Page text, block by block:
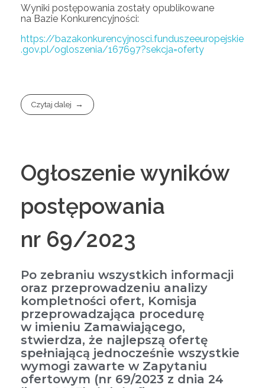
Wyniki postępowania zostały opublikowane
na Bazie Konkurencyjności:
https://bazakonkurencyjnosci.funduszeeuropejskie
.gov.pl/ogloszenia/167697?sekcja=oferty
Czytaj dalej
Ogłoszenie wyników
postępowania
nr 69/2023
Po zebraniu wszystkich informacji
oraz przeprowadzeniu analizy
kompletności ofert, Komisja
przeprowadzająca procedurę
w imieniu Zamawiającego,
stwierdza, że najlepszą ofertę
spełniającą jednocześnie wszystkie
wymogi zawarte w Zapytaniu
ofertowym (nr 69/2023 z dnia 24